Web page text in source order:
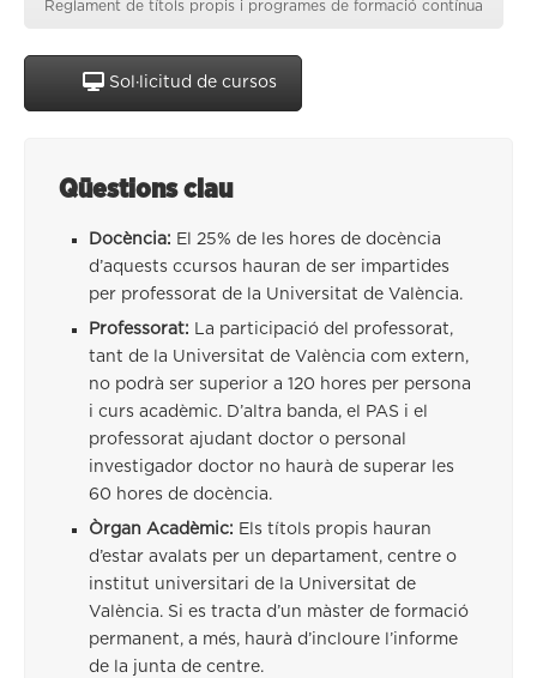
Reglament de títols propis i programes de formació contínua
Sol·licitud de cursos
Qüestions clau
Docència: El 25% de les hores de docència
d’aquests ccursos hauran de ser impartides
per professorat de la Universitat de València.
Professorat: La participació del professorat,
tant de la Universitat de València com extern,
no podrà ser superior a 120 hores per persona
i curs acadèmic. D’altra banda, el PAS i el
professorat ajudant doctor o personal
investigador doctor no haurà de superar les
60 hores de docència.
Òrgan Acadèmic: Els títols propis hauran
d’estar avalats per un departament, centre o
institut universitari de la Universitat de
València. Si es tracta d’un màster de formació
permanent, a més, haurà d’incloure l’informe
de la junta de centre.